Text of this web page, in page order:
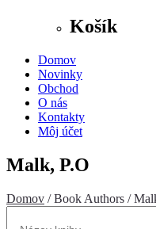
Košík
Domov
Novinky
Obchod
O nás
Kontakty
Môj účet
Malk, P.O
Domov / Book Authors /